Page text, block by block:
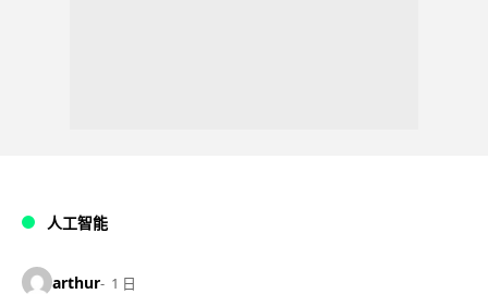
人工智能
arthur 1 日